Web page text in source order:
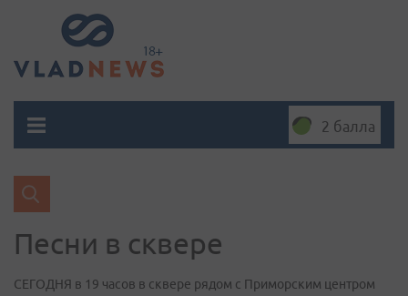
2 балла
Песни в сквере
СЕГОДНЯ в 19 часов в сквере рядом с Приморским центром